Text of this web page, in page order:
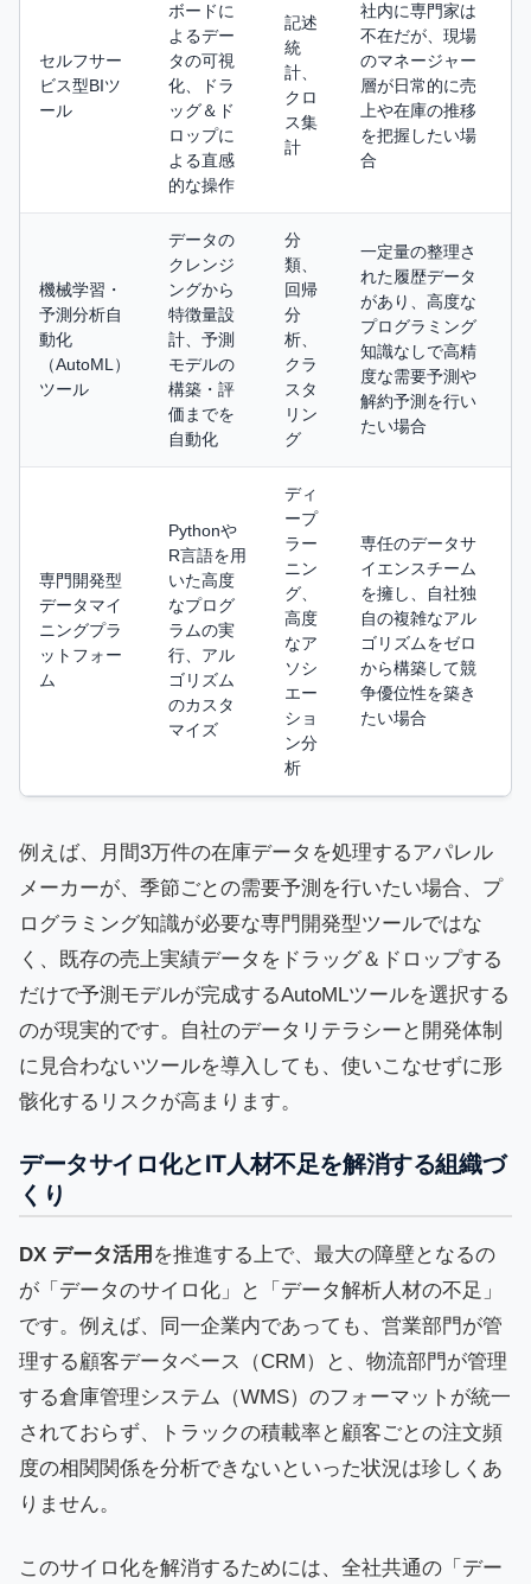
セルフサー
ビス型BIツ
ール
ボードに
よるデー
タの可視
化、ドラ
ッグ＆ド
ロップに
よる直感
的な操作
記述
統
計、
クロ
ス集
計
社内に専門家は
不在だが、現場
のマネージャー
層が日常的に売
上や在庫の推移
を把握したい場
合
機械学習・
予測分析自
動化
（AutoML）
ツール
データの
クレンジ
ングから
特徴量設
計、予測
モデルの
構築・評
価までを
自動化
分
類、
回帰
分
析、
クラ
スタ
リン
グ
一定量の整理さ
れた履歴データ
があり、高度な
プログラミング
知識なしで高精
度な需要予測や
解約予測を行い
たい場合
専門開発型
データマイ
ニングプラ
ットフォー
ム
Pythonや
R言語を用
いた高度
なプログ
ラムの実
行、アル
ゴリズム
のカスタ
マイズ
ディ
ープ
ラー
ニン
グ、
高度
なア
ソシ
エー
ショ
ン分
析
専任のデータサ
イエンスチーム
を擁し、自社独
自の複雑なアル
ゴリズムをゼロ
から構築して競
争優位性を築き
たい場合
例えば、月間3万件の在庫データを処理するアパレル
メーカーが、季節ごとの需要予測を行いたい場合、プ
ログラミング知識が必要な専門開発型ツールではな
く、既存の売上実績データをドラッグ＆ドロップする
だけで予測モデルが完成するAutoMLツールを選択する
のが現実的です。自社のデータリテラシーと開発体制
に見合わないツールを導入しても、使いこなせずに形
骸化するリスクが高まります。
データサイロ化とIT人材不足を解消する組織づ
くり
DX データ活用 を推進する上で、最大の障壁となるの
が「データのサイロ化」と「データ解析人材の不足」
です。例えば、同一企業内であっても、営業部門が管
理する顧客データベース（CRM）と、物流部門が管理
する倉庫管理システム（WMS）のフォーマットが統一
されておらず、トラックの積載率と顧客ごとの注文頻
度の相関関係を分析できないといった状況は珍しくあ
りません。
このサイロ化を解消するためには、全社共通の「デー